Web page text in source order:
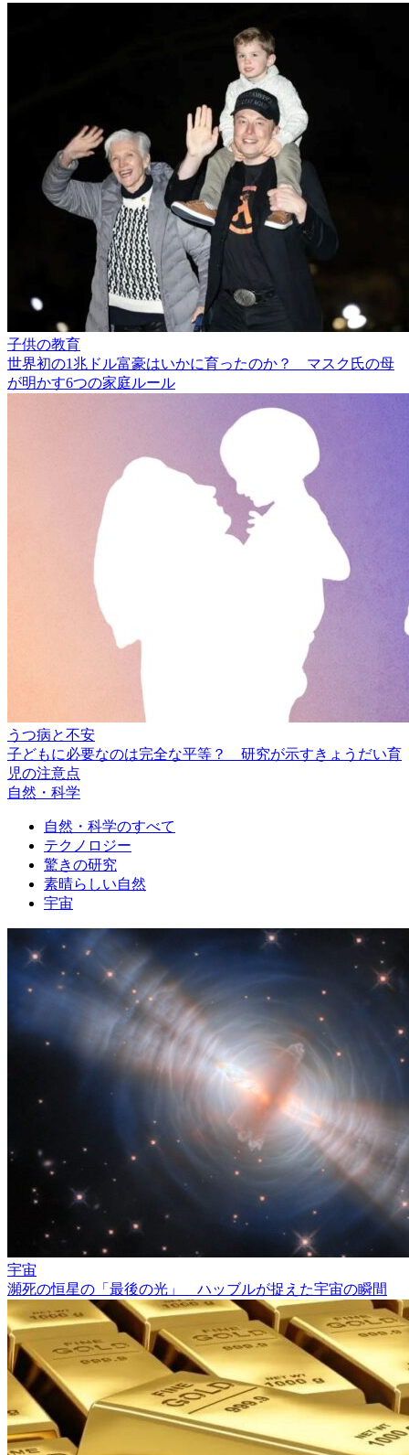
子供の教育
世界初の1兆ドル富豪はいかに育ったのか？ マスク氏の母
が明かす6つの家庭ルール
うつ病と不安
子どもに必要なのは完全な平等？ 研究が示すきょうだい育
児の注意点
自然・科学
自然・科学のすべて
テクノロジー
驚きの研究
素晴らしい自然
宇宙
宇宙
瀕死の恒星の「最後の光」 ハッブルが捉えた宇宙の瞬間